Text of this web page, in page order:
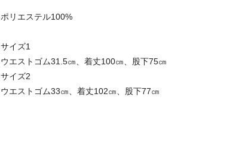
ポリエステル100%
サイズ1
ウエストゴム31.5㎝、着丈100㎝、股下75㎝
サイズ2
ウエストゴム33㎝、着丈102㎝、股下77㎝